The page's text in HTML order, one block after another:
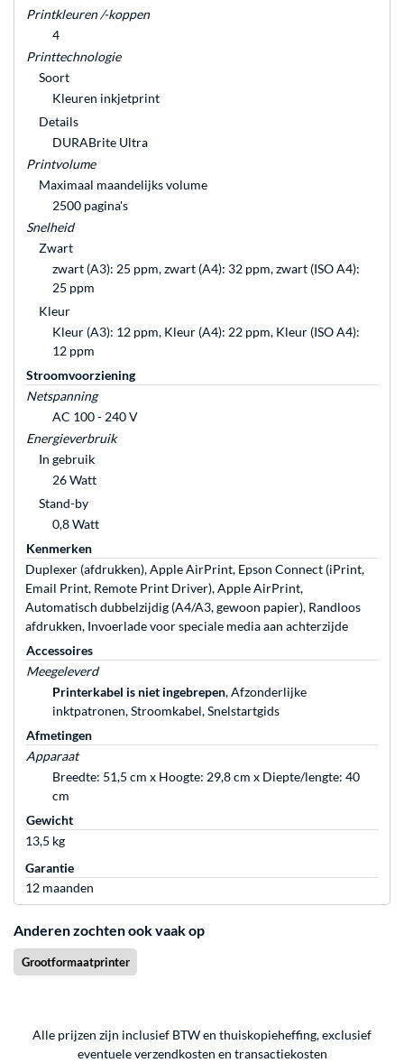
Printkleuren /-koppen
4
Printtechnologie
Soort
Kleuren inkjetprint
Details
DURABrite Ultra
Printvolume
Maximaal maandelijks volume
2500 pagina's
Snelheid
Zwart
zwart (A3): 25 ppm, zwart (A4): 32 ppm, zwart (ISO A4):
25 ppm
Kleur
Kleur (A3): 12 ppm, Kleur (A4): 22 ppm, Kleur (ISO A4):
12 ppm
Stroomvoorziening
Netspanning
AC 100 - 240 V
Energieverbruik
In gebruik
26 Watt
Stand-by
0,8 Watt
Kenmerken
Duplexer (afdrukken), Apple AirPrint, Epson Connect (iPrint,
Email Print, Remote Print Driver), Apple AirPrint,
Automatisch dubbelzijdig (A4/A3, gewoon papier), Randloos
afdrukken, Invoerlade voor speciale media aan achterzijde
Accessoires
Meegeleverd
Printerkabel is niet ingebrepen, Afzonderlijke
inktpatronen, Stroomkabel, Snelstartgids
Afmetingen
Apparaat
Breedte: 51,5 cm x Hoogte: 29,8 cm x Diepte/lengte: 40
cm
Gewicht
13,5 kg
Garantie
12 maanden
Anderen zochten ook vaak op
Grootformaatprinter
Alle prijzen zijn inclusief BTW en thuiskopieheffing, exclusief
eventueleverzendkosten en transactiekosten